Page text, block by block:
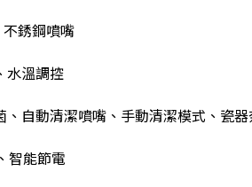
銹鋼噴嘴
水溫調控
自動清潔噴嘴、手動清潔模式、瓷
智能節電